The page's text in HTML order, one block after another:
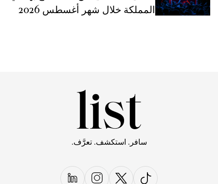
المملكة خلال شهر أغسطس 2026
سافر. استكشف. تعرَّف.